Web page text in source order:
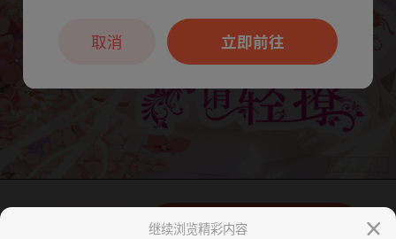
腾漫App免费看
继续浏览精彩内容
本章节仅支持App阅读，可打开App新用
户7天免费看立即前往
取消